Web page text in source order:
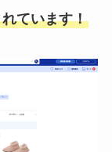
ています！